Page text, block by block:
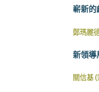
嶄新的
鄭瑪麗
新領導
關信基